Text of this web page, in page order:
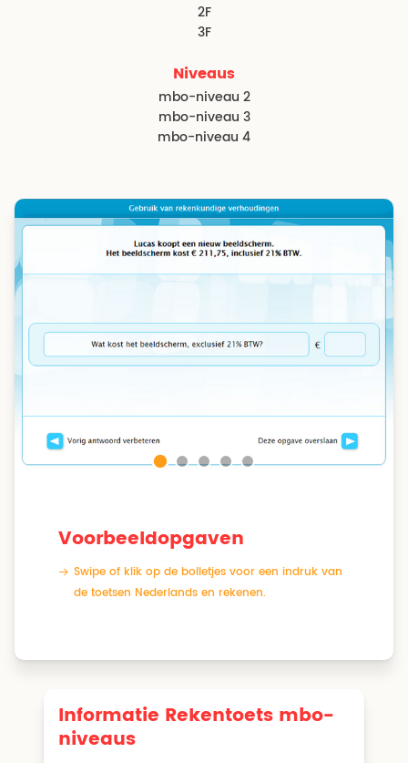
2F
3F
Niveaus
mbo-niveau 2
mbo-niveau 3
mbo-niveau 4
Voorbeeldopgaven
Swipe of klik op de bolletjes voor een indruk van
de toetsen Nederlands en rekenen.
Informatie Rekentoets mbo-
niveaus